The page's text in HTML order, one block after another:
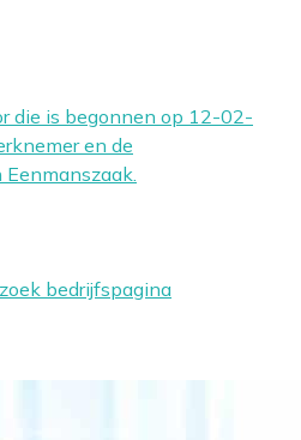
die is begonnen op 12-02-
en de
bedrijfspagina